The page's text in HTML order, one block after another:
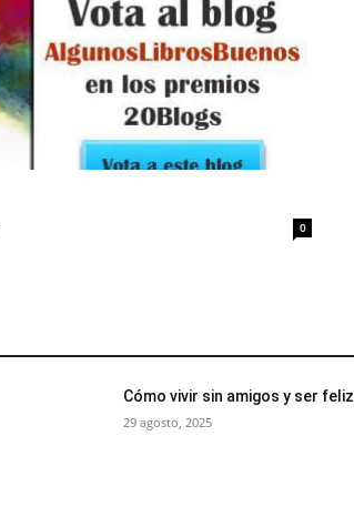
0
Cómo vivir sin amigos y ser feliz
29 agosto, 2025